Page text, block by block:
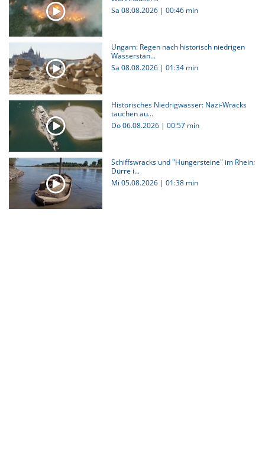
Sa 08.08.2026 | 00:46 min
Ungarn: Regen nach historisch niedrigen
Wasserstän...
Sa 08.08.2026 | 01:34 min
Historisches Niedrigwasser: Nazi-Wracks
tauchen au...
Do 06.08.2026 | 00:57 min
Schiffswracks und "Hungersteine" im Rhein:
Dürre i...
Mi 05.08.2026 | 01:38 min